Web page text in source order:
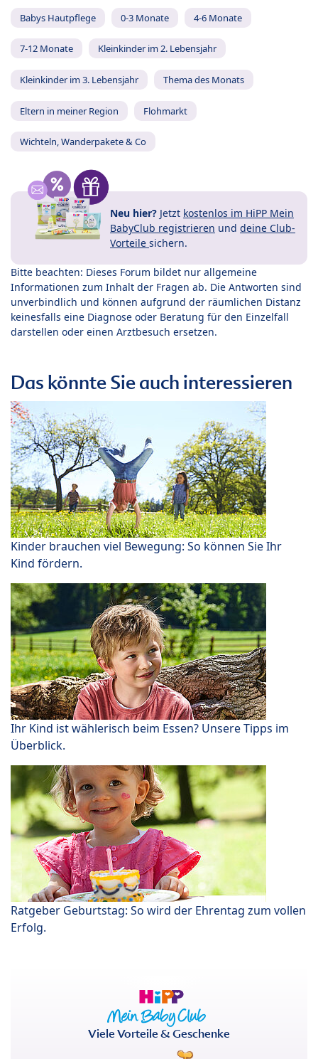
Babys Hautpflege 0-3 Monate 4-6 Monate
7-12 Monate Kleinkinder im 2. Lebensjahr
Kleinkinder im 3. Lebensjahr Thema des Monats
Eltern in meiner Region Flohmarkt
Wichteln, Wanderpakete & Co
Neu hier? Jetzt kostenlos im HiPP Mein
BabyClub registrieren und deine Club-
Vorteile sichern.
Bitte beachten: Dieses Forum bildet nur allgemeine
Informationen zum Inhalt der Fragen ab. Die Antworten sind
unverbindlich und können aufgrund der räumlichen Distanz
keinesfalls eine Diagnose oder Beratung für den Einzelfall
darstellen oder einen Arztbesuch ersetzen.
Das könnte Sie auch interessieren
Kinder brauchen viel Bewegung: So können Sie Ihr
Kind fördern.
Ihr Kind ist wählerisch beim Essen? Unsere Tipps im
Überblick.
Ratgeber Geburtstag: So wird der Ehrentag zum vollen
Erfolg.
Viele Vorteile & Geschenke